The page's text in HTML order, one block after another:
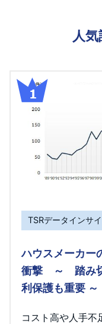
人
TSRデータインサ
ハウスメーカー
衝撃 ～ 踏み切
利保護も重要 ～
コスト高や人手不